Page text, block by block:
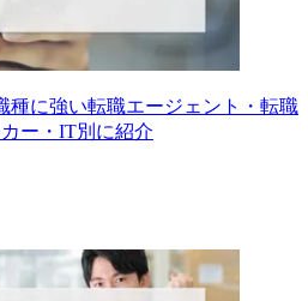
種に強い転職エージェント・転職
ー・IT別に紹介